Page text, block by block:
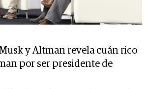
y Altman revela cuán rico
por ser presidente de